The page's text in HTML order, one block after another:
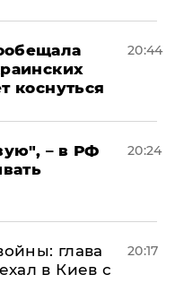
коснуться
20:44
– в РФ
20:24
глава
в Киев с
20:17